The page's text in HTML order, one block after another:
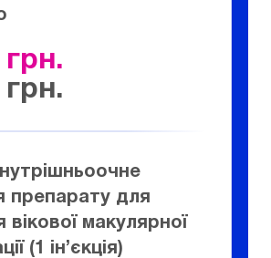
препарату для
вікової макулярної
(1 ін’єкція)